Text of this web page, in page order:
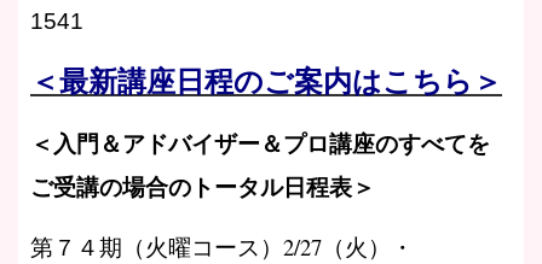
1541
＜最新講座日程のご案内はこちら＞
＜入門＆アドバイザー＆プロ講座のすべてを
ご受講の場合のトータル日程表＞
第７４期（火曜コース）2/27（火）・